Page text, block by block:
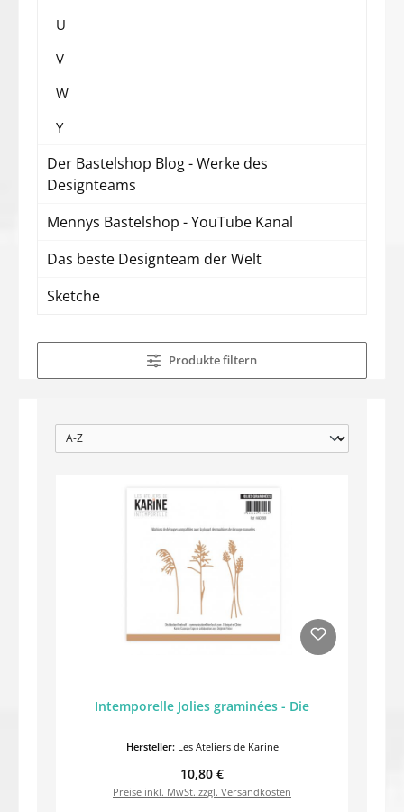
U
V
W
Y
Der Bastelshop Blog - Werke des
Designteams
Mennys Bastelshop - YouTube Kanal
Das beste Designteam der Welt
Sketche
Produkte filtern
Intemporelle Jolies graminées - Die
Hersteller: Les Ateliers de Karine
Regulärer Preis:
10,80 €
Preise inkl. MwSt. zzgl. Versandkosten